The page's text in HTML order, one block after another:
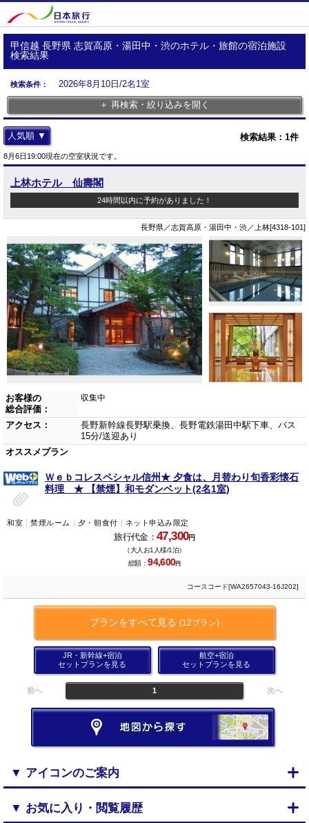
甲信越 長野県 志賀高原・湯田中・渋のホテル・旅館の宿泊施設
検索結果
検索条件：
2026年8月10日/2名1室
＋ 再検索・絞り込みを開く
検索結果： 1件
人気順 ▼
8月6日19:00現在の空室状況です。
上林ホテル 仙壽閣
24時間以内に予約がありました！
長野県／志賀高原・湯田中・渋／上林[4318-101]
お客様の
総合評価：
収集中
アクセス：
長野新幹線長野駅乗換、長野電鉄湯田中駅下車、バス
15分/送迎あり
オススメプラン
Ｗｅｂコレスペシャル信州★ 夕食は、月替わり旬香彩懐石
料理 ★ 【禁煙】和モダンベット(2名1室)
和室 禁煙ルーム 夕・朝食付 ネット申込み限定
旅行代金：47,300円
（大人お1人様/1泊）
総額：94,600円
コースコード[WA2657043-16J202]
プランをすべて見る (12プラン)
JR・新幹線+宿泊
セットプランを見る
航空+宿泊
セットプランを見る
前へ 1 次へ
▼ アイコンのご案内
▼ お気に入り・閲覧履歴